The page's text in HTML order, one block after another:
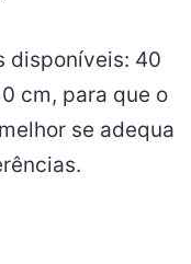
disponíveis: 40
cm, para que o
se adequa